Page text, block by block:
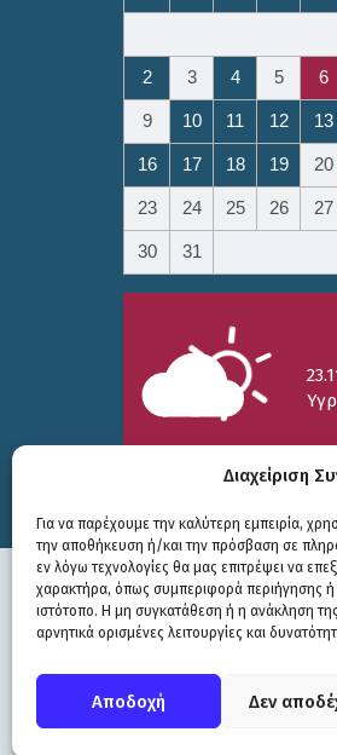
Διαχείριση
Για να παρέχουμε την καλύτερη εμπειρία,
την αποθήκευση ή/και την πρόσβαση σε
εν λόγω τεχνολογίες θα μας επιτρέψει να
χαρακτήρα, όπως συμπεριφορά περιήγησης ή
ιστότοπο. Η μη συγκατάθεση ή η ανάκληση
αρνητικά ορισμένες λειτουργίες και
Αποδοχή Δεν
2 3 4 5 6
9 10 11 12 13
16 17 18 19 20
23 24 25 26 27
30 31
25/7
15.73oC
26/7
17.99oC
© COPYRIGHT ΔΗΜΟΣ
WEB DEVELOPMENT BY